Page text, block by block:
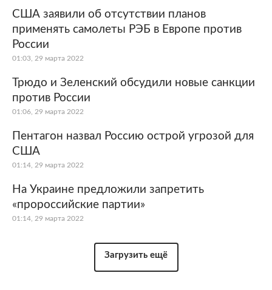
США заявили об отсутствии планов
применять самолеты РЭБ в Европе против
России
01:03, 29 марта 2022
Трюдо и Зеленский обсудили новые санкции
против России
01:06, 29 марта 2022
Пентагон назвал Россию острой угрозой для
США
01:14, 29 марта 2022
На Украине предложили запретить
«пророссийские партии»
01:14, 29 марта 2022
Загрузить ещё